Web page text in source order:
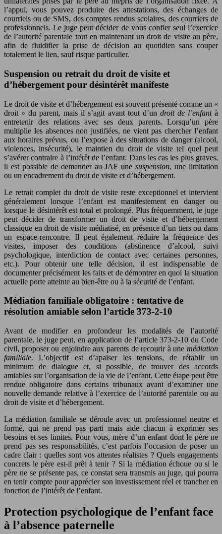
l’appui, vous pouvez produire des attestations, des échanges de
courriels ou de SMS, des comptes rendus scolaires, des courriers de
professionnels. Le juge peut décider de vous confier seul l’exercice
de l’autorité parentale tout en maintenant un droit de visite au père,
afin de fluidifier la prise de décision au quotidien sans couper
totalement le lien, sauf risque particulier.
Suspension ou retrait du droit de visite et
d’hébergement pour désintérêt manifeste
Le droit de visite et d’hébergement est souvent présenté comme un «
droit » du parent, mais il s’agit avant tout d’un droit de l’enfantà
entretenir des relations avec ses deux parents. Lorsqu’un père
multiplie les absences non justifiées, ne vient pas chercher l’enfant
aux horaires prévus, ou l’expose à des situations de danger (alcool,
violences, insécurité), le maintien du droit de visite tel quel peut
s’avérer contraire à l’intérêt de l’enfant. Dans les cas les plus graves,
il est possible de demander au JAF unesuspension, une limitation
ou un encadrement du droit de visite et d’hébergement.
Le retrait complet du droit de visite reste exceptionnel et intervient
généralement lorsque l’enfant est manifestement en danger ou
lorsque le désintérêt est total et prolongé. Plus fréquemment, le juge
peut décider de transformer un droit de visite et d’hébergement
classique en droit de visite médiatisé, en présence d’un tiers ou dans
un espace-rencontre. Il peut également réduire la fréquence des
visites, imposer des conditions (abstinence d’alcool, suivi
psychologique, interdiction de contact avec certaines personnes,
etc.). Pour obtenir une telle décision, il est indispensable de
documenter précisément les faits et de démontrer en quoi la situation
actuelle porte atteinte au bien-être ou à la sécurité de l’enfant.
Médiation familiale obligatoire : tentative de
résolution amiable selon l’article 373-2-10
Avant de modifier en profondeur les modalités de l’autorité
parentale, le juge peut, en application de l’article 373-2-10 du Code
civil, proposer ou enjoindre aux parents de recourir à une médiation
familiale. L’objectif est d’apaiser les tensions, de rétablir un
minimum de dialogue et, si possible, de trouver des accords
amiables sur l’organisation de la vie de l’enfant. Cette étape peut être
rendue obligatoire dans certains tribunaux avant d’examiner une
nouvelle demande relative à l’exercice de l’autorité parentale ou au
droit de visite et d’hébergement.
La médiation familiale se déroule avec un professionnel neutre et
formé, qui ne prend pas parti mais aide chacun à exprimer ses
besoins et ses limites. Pour vous, mère d’un enfant dont le père ne
prend pas ses responsabilités, c’est parfois l’occasion de poser un
cadre clair : quelles sont vos attentes réalistes ? Quels engagements
concrets le père est-il prêt à tenir ? Si la médiation échoue ou si le
père ne se présente pas, ce constat sera transmis au juge, qui pourra
en tenir compte pour apprécier son investissement réel et trancher en
fonction de l’intérêt de l’enfant.
Protection psychologique de l’enfant face
à l’absence paternelle